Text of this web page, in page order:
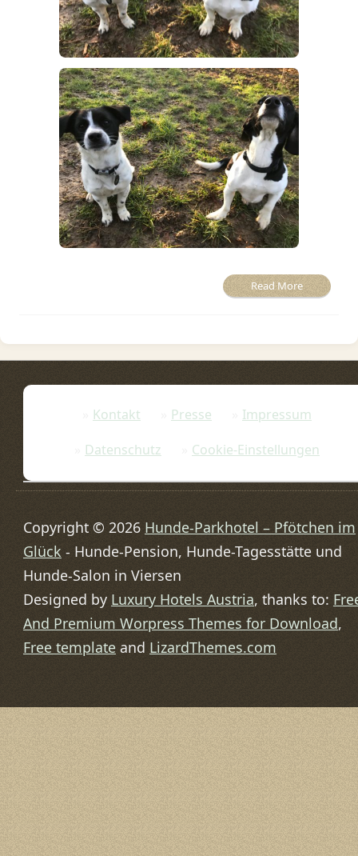
Read More
Kontakt Presse
Impressum
Datenschutz
Cookie-Einstellungen
Copyright © 2026 Hunde-Parkhotel – Pfötchen im
Glück - Hunde-Pension, Hunde-Tagesstätte und
Hunde-Salon in Viersen
Designed by Luxury Hotels Austria, thanks to:
And Premium Worpress Themes for Download,
Free templateand LizardThemes.com